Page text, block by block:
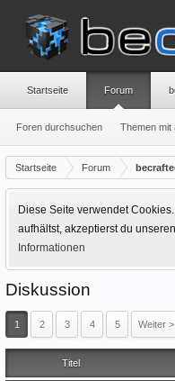
Startseite Forum
Diese Seite verwendet
aufhältst, akzeptierst du
Informationen
Diskussion
1 2 3 4 5 Weiter >
Titel
Startseite Forum
Foren durchsuchen Themen mit